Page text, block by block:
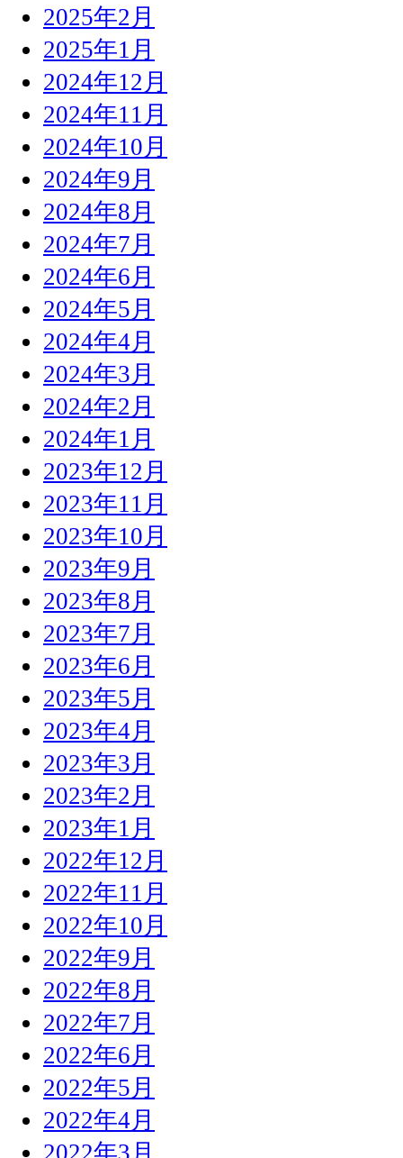
2025年2月
2025年1月
2024年12月
2024年11月
2024年10月
2024年9月
2024年8月
2024年7月
2024年6月
2024年5月
2024年4月
2024年3月
2024年2月
2024年1月
2023年12月
2023年11月
2023年10月
2023年9月
2023年8月
2023年7月
2023年6月
2023年5月
2023年4月
2023年3月
2023年2月
2023年1月
2022年12月
2022年11月
2022年10月
2022年9月
2022年8月
2022年7月
2022年6月
2022年5月
2022年4月